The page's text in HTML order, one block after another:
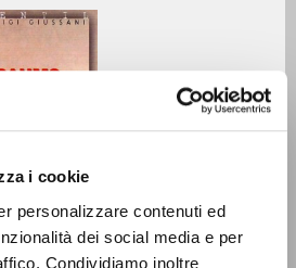
i cookie
personalizzare contenuti ed
dei social media e per
Condividiamo inoltre
PROJECT